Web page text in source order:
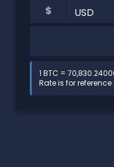
$
1 BTC =
Rate is for